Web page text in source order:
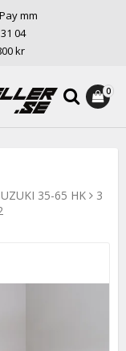
mm
04
kr
0
35-65 HK
3